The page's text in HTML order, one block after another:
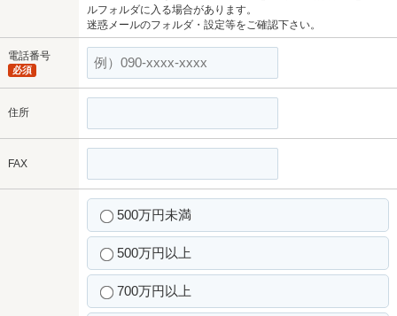
ルフォルダに入る場合があります。
迷惑メールのフォルダ・設定等をご確認下さい。
電話番号
必須
住所
FAX
500万円未満
500万円以上
700万円以上